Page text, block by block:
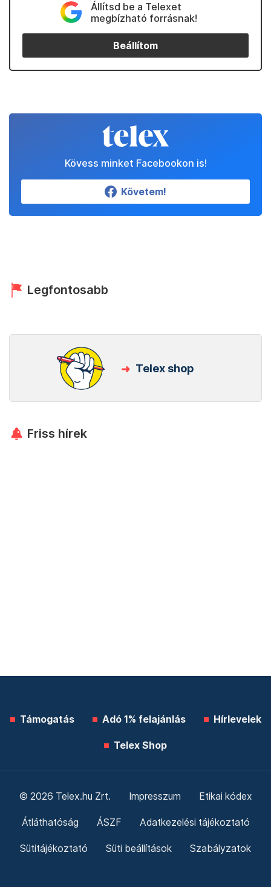
Állítsd be a Telexet
megbízható forrásnak!
Beállítom
Kövess minket Facebookon is!
Követem!
Legfontosabb
Telex shop
Friss hírek
Támogatás Adó 1% felajánlás Hírlevelek
Telex Shop
© 2026 Telex.hu Zrt. Impresszum Etikai kódex
Átláthatóság ÁSZF Adatkezelési tájékoztató
Sütitájékoztató Süti beállítások Szabályzatok